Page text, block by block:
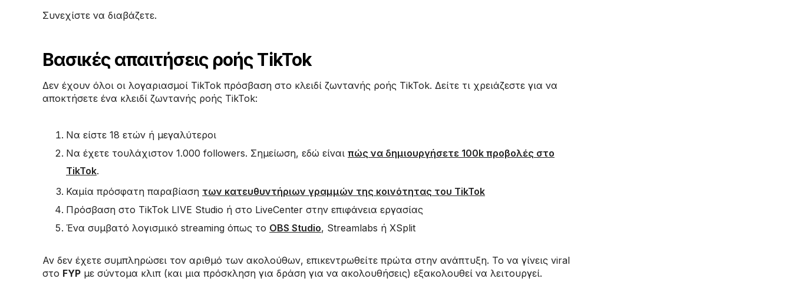
Συνεχίστε να διαβάζετε.
Βασικές απαιτήσεις ροής TikTok
Δεν έχουν όλοι οι λογαριασμοί TikTok πρόσβαση στο κλειδί ζωντανής ροής TikTok. Δείτε τι χρειάζεστε για να
αποκτήσετε ένα κλειδί ζωντανής ροής TikTok:
Να είστε 18 ετών ή μεγαλύτεροι
Να έχετε τουλάχιστον 1.000 followers. Σημείωση, εδώ είναι πώς να δημιουργήσετε 100k προβολές στο
TikTok.
Καμία πρόσφατη παραβίαση των κατευθυντήριων γραμμών της κοινότητας του TikTok
Πρόσβαση στο TikTok LIVE Studio ή στο LiveCenter στην επιφάνεια εργασίας
Ένα συμβατό λογισμικό streaming όπως το OBS Studio, Streamlabs ή XSplit
Αν δεν έχετε συμπληρώσει τον αριθμό των ακολούθων, επικεντρωθείτε πρώτα στην ανάπτυξη. Το να γίνεις viral
στο FYP με σύντομα κλιπ (και μια πρόσκληση για δράση για να ακολουθήσεις) εξακολουθεί να λειτουργεί.